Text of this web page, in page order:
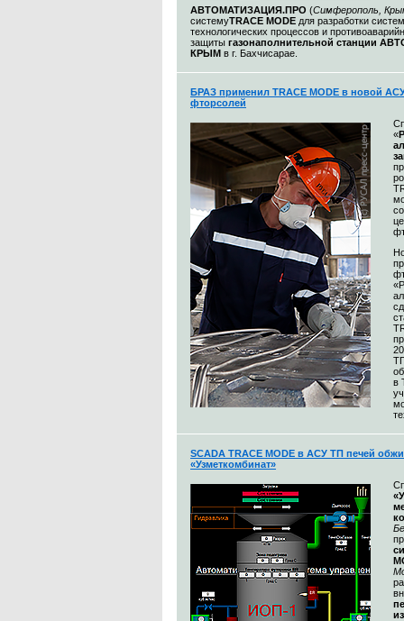
АВТОМАТИЗАЦИЯ.ПРО (Симферополь,
системуTRACE MODE для разработки
технологических процессов и
защиты газонаполнительной станции
КРЫМ в г. Бахчисарае.
БРАЗ применил TRACE MODE в новой
фторсолей
«
в
SCADA TRACE MODE в АСУ ТП печей
«Узметкомбинат»